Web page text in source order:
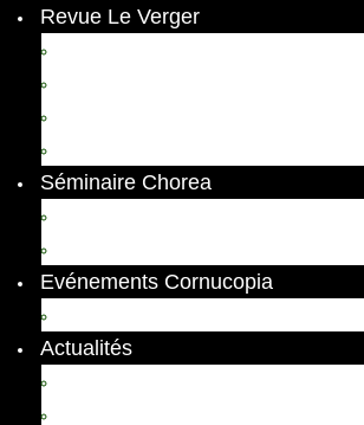
Revue Le Verger
Séminaire Chorea
Evénements Cornucopia
Actualités